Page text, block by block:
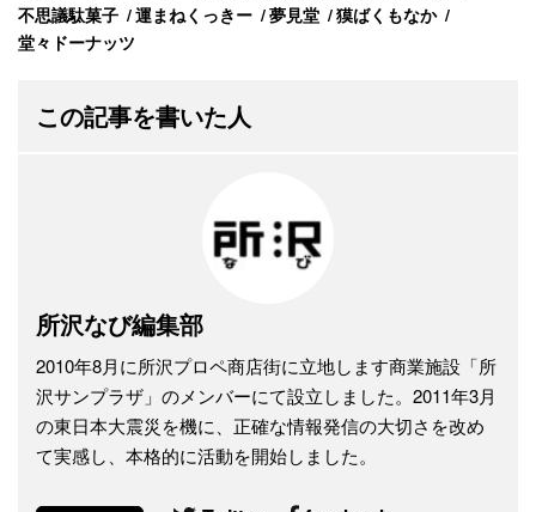
不思議駄菓子
運まねくっきー 夢見堂
獏ばくもなか
堂々ドーナッツ
この記事を書いた人
所沢なび編集部
2010年8月に所沢プロペ商店街に立地します商業施設「所
沢サンプラザ」のメンバーにて設立しました。2011年3月
の東日本大震災を機に、正確な情報発信の大切さを改め
て実感し、本格的に活動を開始しました。